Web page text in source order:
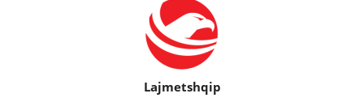
Lajmetshqip